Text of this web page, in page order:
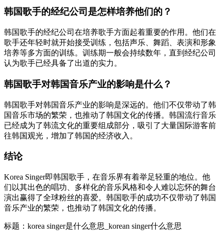
韩国歌手的经纪公司是怎样培养他们的？
韩国歌手的经纪公司在培养歌手方面起着重要的作用。他们在
歌手还年轻时就开始接受训练，包括声乐、舞蹈、表演和形象
培养等多方面的训练。训练期一般会持续数年，直到经纪公司
认为歌手已经具备了出道的实力。
韩国歌手对韩国音乐产业的影响是什么？
韩国歌手对韩国音乐产业的影响是深远的。他们不仅带动了韩
国音乐市场的繁荣，也推动了韩国文化的传播。韩国流行音乐
已经成为了韩流文化的重要组成部分，吸引了大量国际游客前
往韩国观光，增加了韩国的经济收入。
结论
Korea Singer即韩国歌手，在音乐界有着举足轻重的地位。他
们以其出色的唱功、多样化的音乐风格和令人难以忘怀的舞台
演出赢得了全球粉丝的喜爱。韩国歌手的成功不仅带动了韩国
音乐产业的繁荣，也推动了韩国文化的传播。
标题：korea singer是什么意思_korean singer什么意思